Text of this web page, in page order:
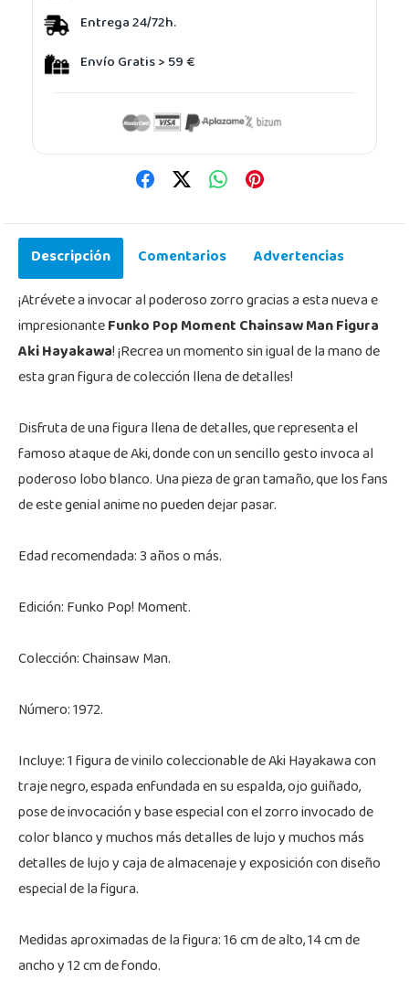
Entrega 24/72h.
Envío Gratis > 59 €
Descripción Comentarios
Advertencias
¡Atrévete a invocar al poderoso zorro gracias a esta nueva e
impresionanteFunko Pop Moment Chainsaw Man Figura
Aki Hayakawa! ¡Recrea un momento sin igual de la mano de
esta gran figura de colección llena de detalles!
Disfruta de una figura llena de detalles, que representa el
famoso ataque de Aki, donde con un sencillo gesto invoca al
poderoso lobo blanco. Una pieza de gran tamaño, que los fans
de este genial anime no pueden dejar pasar.
Edad recomendada: 3 años o más.
Edición: Funko Pop! Moment.
Colección: Chainsaw Man.
Número: 1972.
Incluye: 1 figura de vinilo coleccionable de Aki Hayakawa con
traje negro, espada enfundada en su espalda, ojo guiñado,
pose de invocación y base especial con el zorro invocado de
color blanco y muchos más detalles de lujo y muchos más
detalles de lujo y caja de almacenaje y exposición con diseño
especial de la figura.
Medidas aproximadas de la figura: 16 cm de alto, 14 cm de
ancho y 12 cm de fondo.